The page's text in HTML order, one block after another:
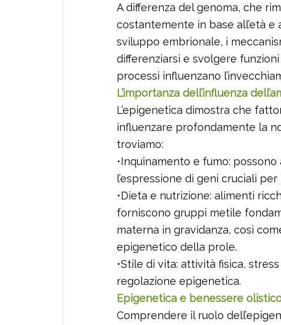
A differenza del genoma, che
costantemente in base all’età
sviluppo embrionale, i
differenziarsi e svolgere
processi influenzano
L’importanza dell’influenza
L’epigenetica dimostra che
influenzare profondamente la
troviamo:
•Inquinamento e fumo:
l’espressione di geni cruciali per
•Dieta e nutrizione: alimenti
forniscono gruppi metile
materna in gravidanza, così
epigenetico della prole.
•Stile di vita: attività fisica,
regolazione epigenetica.
Epigenetica e benessere
Comprendere il ruolo